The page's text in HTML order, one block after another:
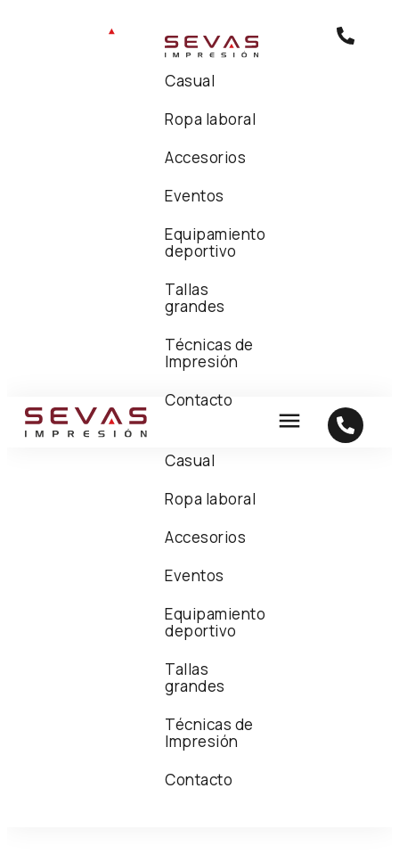
Casual
Ropa laboral
Accesorios
Eventos
Equipamiento
deportivo
Tallas
grandes
Técnicas de
Impresión
Contacto
Casual
Ropa laboral
Accesorios
Eventos
Equipamiento
deportivo
Tallas
grandes
Técnicas de
Impresión
Contacto